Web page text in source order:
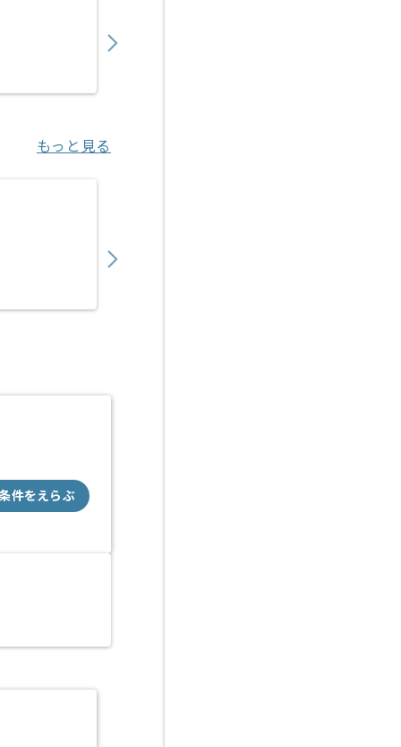
もっと見る
件をえらぶ